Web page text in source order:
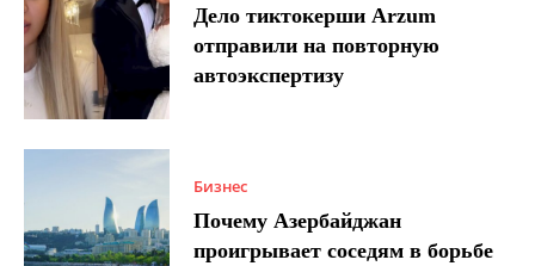
Дело тиктокерши Arzum
отправили на повторную
автоэкспертизу
Бизнес
Почему Азербайджан
проигрывает соседям в борьбе